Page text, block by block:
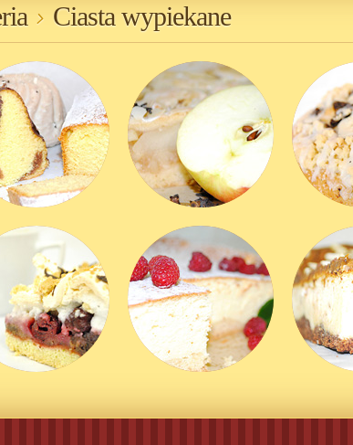
Ciasta wypiekane